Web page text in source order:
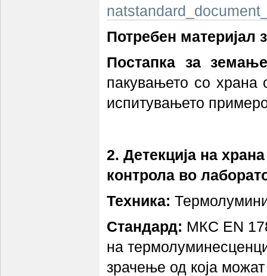
Потребен материјал
Постапка за
пакувањето со храна
испитувањето
2. Детекција на
контрола во
Техника:
Стандард: МКС EN
на
зрачење од која